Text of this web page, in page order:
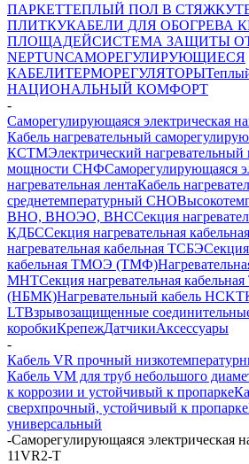
ПАРКЕТТЕПЛЫЙ ПОЛ В СТЯЖКУ
ПЛИТКУКАБЕЛИ ДЛЯ ОБОГРЕВА
ПЛОЩАДЕЙСИСТЕМА ЗАЩИТЫ
NEPTUNСАМОРЕГУЛИРУЮЩИЕСЯ
КАБЕЛИТЕРМОРЕГУЛЯТОРЫ
НАЦИОНАЛЬНЫЙ КОМФОРТ
-
Саморегулирующаяся электрическая
Кабель нагревательный
КСТМЭлектрический нагревательный
мощности СНФСаморегулирующаяся
нагревательная лентаКабель
среднетемпературный СНО
ВНО, ВНОЭО, ВНССекция
КДБССекция нагревательная
нагревательная кабельная ТСБЭСекция
кабельная ТМОЭ (ТМФ)
МНТСекция нагревательная
(НБМК)Нагревательный кабель НCKТ
LTВзрывозащищенные
коробкиКрепежДатчикиАксессуары
-
Кабель VR прочный
Кабель VM для труб небольшого
к коррозии и устойчивый к пропарке
сверхпрочный, устойчивый к пропарке
универсальный
-Саморегулирующаяся электрическая
11VR2-T